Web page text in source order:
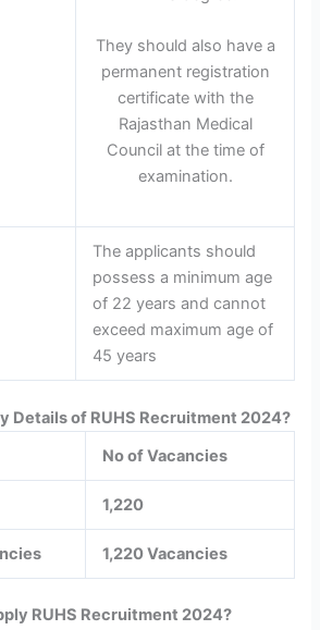
They should also have a
permanent registration
certificate with the
Rajasthan Medical
Council at the time of
examination.
The applicants should
possess a minimum age
of 22 years and cannot
exceed maximum age of
45 years
Details of RUHS Recruitment 2024?
No of Vacancies
1,220
1,220 Vacancies
RUHS Recruitment 2024?